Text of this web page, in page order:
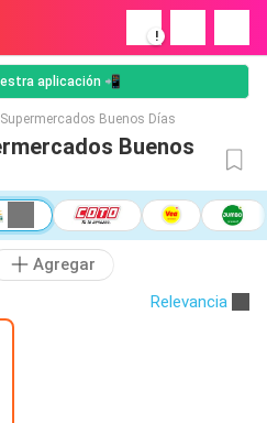
!
aplicación 📲
Supermercados Buenos Días
Buenos
Agregar
Relevancia